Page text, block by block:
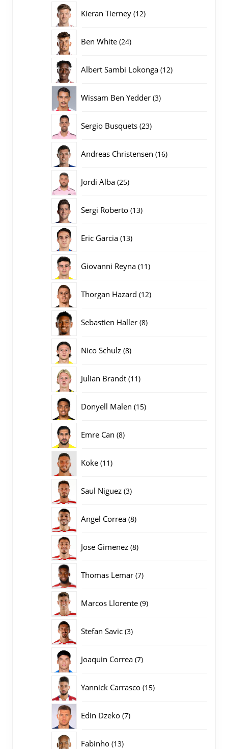
Kieran Tierney 1212
Ben White 2424
Albert Sambi Lokonga 1212
Wissam Ben Yedder 33
Sergio Busquets 2323
Andreas Christensen 1616
Jordi Alba 2525
Sergi Roberto 1313
Eric Garcia 1313
Giovanni Reyna 1111
Thorgan Hazard 1212
Sebastien Haller 88
Nico Schulz 88
Julian Brandt 1111
Donyell Malen 1515
Emre Can 88
Koke 1111
Saul Niguez 33
Angel Correa 88
Jose Gimenez 88
Thomas Lemar 77
Marcos Llorente 99
Stefan Savic 33
Joaquin Correa 77
Yannick Carrasco 1515
Edin Dzeko 77
Fabinho 1313